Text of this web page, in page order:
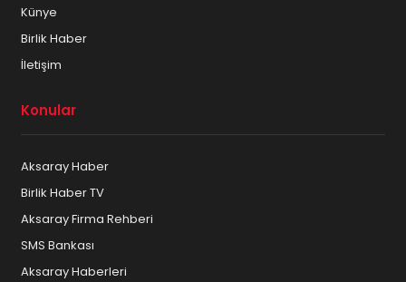
Künye
Birlik Haber
İletişim
Konular
Aksaray Haber
Birlik Haber TV
Aksaray Firma Rehberi
SMS Bankası
Aksaray Haberleri